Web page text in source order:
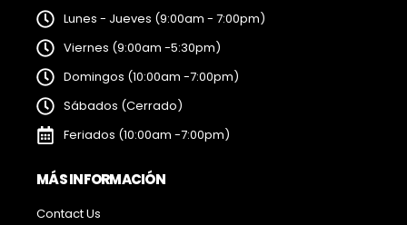
Lunes - Jueves (9:00am - 7:00pm)
Viernes (9:00am -5:30pm)
Domingos (10:00am -7:00pm)
Sábados (Cerrado)
Feriados (10:00am -7:00pm)
MÁS INFORMACIÓN
Contact Us